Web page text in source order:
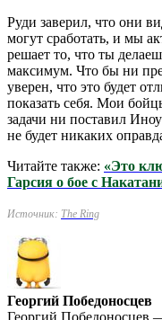
Руди заверил, что они
могут сработать, и мы
решает то, что ты
максимум. Что бы ни
уверен, что это будет
показать себя. Мои
задачи ни поставил
не будет никаких
Читайте также: «Это
Гарсия о бое с
Источник: The Ring
Георгий Победоносцев
Георгий Победоносцев